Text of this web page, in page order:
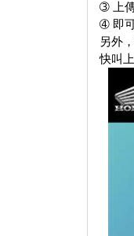
➂ 上
➃ 即
另外
快叫